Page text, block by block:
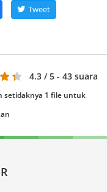
Tweet
4.3 / 5 - 43 suara
setidaknya 1 file untuk